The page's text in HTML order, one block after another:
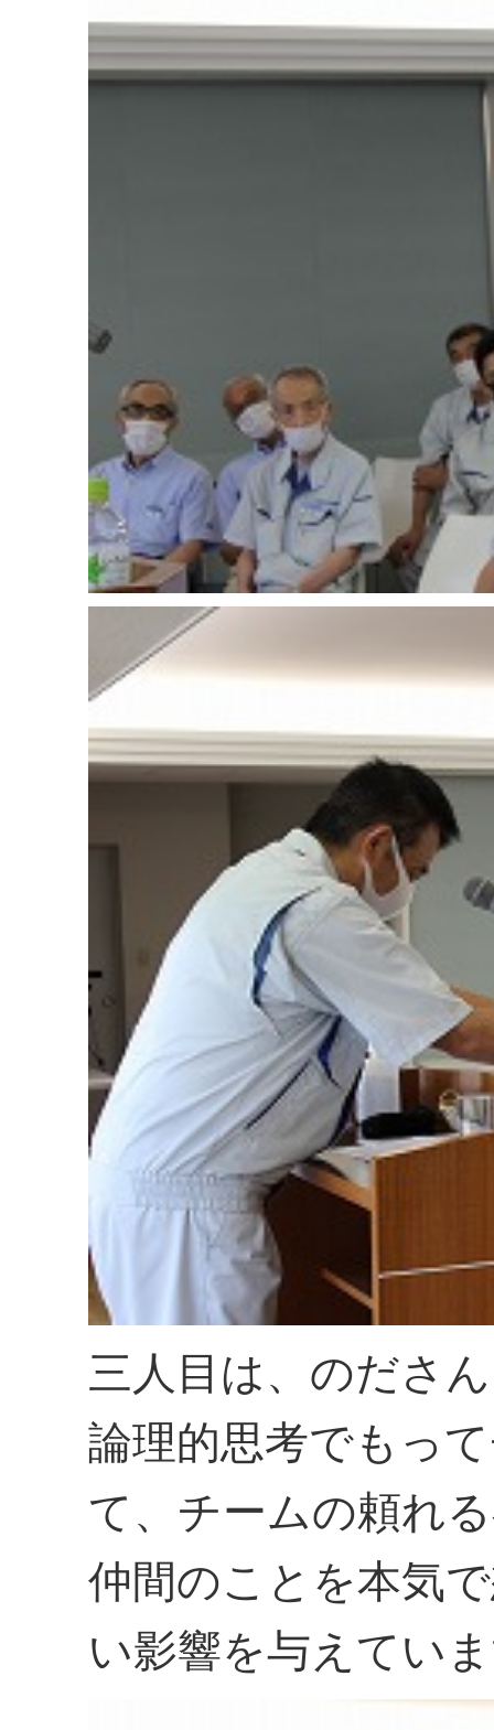
三人目は、のださ
論理的思考でもっ
て、チームの頼れ
仲間のことを本気
い影響を与えてい